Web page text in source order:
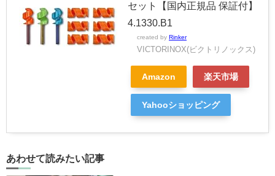
セット【国内正規品 保証付】
4.1330.B1
created by Rinker
VICTORINOX(ビクトリノックス)
Amazon 楽天市場
Yahooショッピング
あわせて読みたい記事